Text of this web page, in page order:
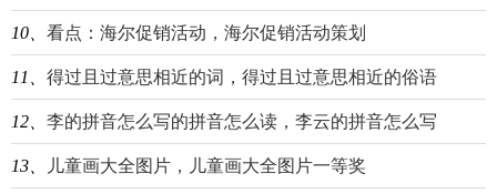
10、 看点：海尔促销活动，海尔促销活动策划
11、 得过且过意思相近的词，得过且过意思相近的俗语
12、 李的拼音怎么写的拼音怎么读，李云的拼音怎么写
13、 儿童画大全图片，儿童画大全图片一等奖